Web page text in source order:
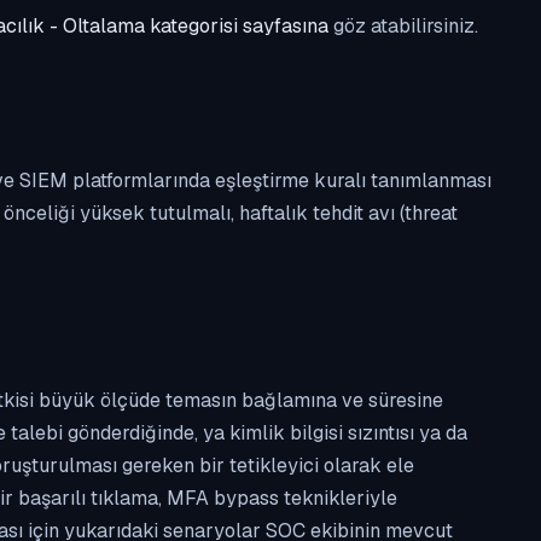
- Oltalama kategorisi sayfasınagöz atabilirsiniz.
platformlarında eşleştirme kuralı tanımlanması
yüksek tutulmalı, haftalık tehdit avı (threat
büyük ölçüde temasın bağlamına ve süresine
gönderdiğinde, ya kimlik bilgisi sızıntısı ya da
gereken bir tetikleyici olarak ele
başarılı tıklama, MFA bypass teknikleriyle
için yukarıdaki senaryolar SOC ekibinin mevcut